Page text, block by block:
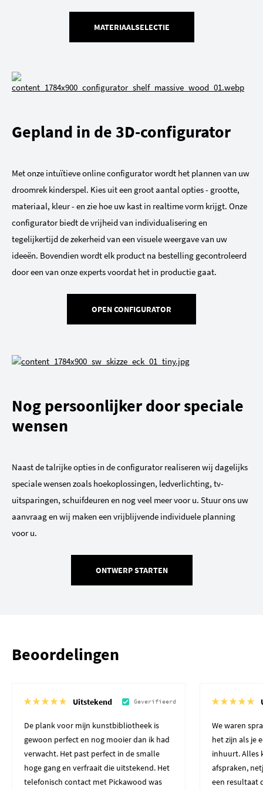
MATERIAALSELECTIE
Gepland in de 3D-configurator
Met onze intuïtieve online configurator wordt het plannen van uw
droomrek kinderspel. Kies uit een groot aantal opties - grootte,
materiaal, kleur - en zie hoe uw kast in realtime vorm krijgt. Onze
configurator biedt de vrijheid van individualisering en
tegelijkertijd de zekerheid van een visuele weergave van uw
ideeën. Bovendien wordt elk product na bestelling gecontroleerd
door een van onze experts voordat het in productie gaat.
OPEN CONFIGURATOR
Nog persoonlijker door speciale
wensen
Naast de talrijke opties in de configurator realiseren wij dagelijks
speciale wensen zoals hoekoplossingen, ledverlichting, tv-
uitsparingen, schuifdeuren en nog veel meer voor u. Stuur ons uw
aanvraag en wij maken een vrijblijvende individuele planning
voor u.
ONTWERP STARTEN
Beoordelingen
Uitstekend Geverifieerd
De plank voor mijn kunstbibliotheek is
gewoon perfect en nog mooier dan ik had
verwacht. Het past perfect in de smalle
hoge gang en verfraait die uitstekend. Het
telefonisch contact met Pickawood was
We waren
het zijn als je
inhuurt. Alles
afspraken,
een resultaat